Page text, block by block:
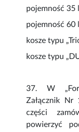
pojemność 35
pojemność 60
kosze typu
kosze typu
37. W
Załącznik Nr
części
powierzyć